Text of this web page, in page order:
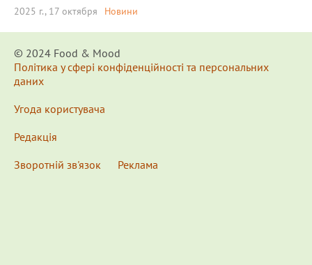
2025 г., 17 октября Новини
© 2024 Food & Мood
Політика у сфері конфіденційності та персональних
даних
Угода користувача
Редакція
Зворотній зв'язок
Реклама